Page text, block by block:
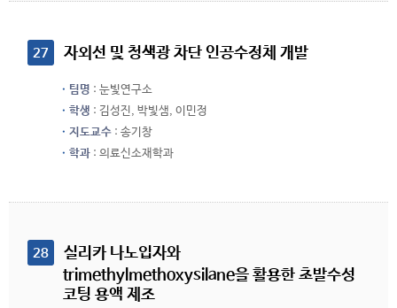
27 자외선 및 청색광 차단 인공수정체 개발
팀명 : 눈빛연구소
학생 : 김성진, 박빛샘, 이민정
지도교수 : 송기창
학과 : 의료신소재학과
28
실리카 나노입자와
trimethylmethoxysilane을 활용한 초발수성
코팅 용액 제조